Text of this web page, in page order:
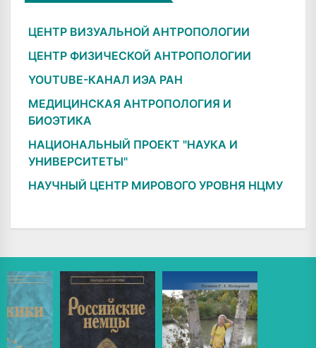
ЦЕНТР ВИЗУАЛЬНОЙ АНТРОПОЛОГИИ
ЦЕНТР ФИЗИЧЕСКОЙ АНТРОПОЛОГИИ
YOUTUBE-КАНАЛ ИЭА РАН
МЕДИЦИНСКАЯ АНТРОПОЛОГИЯ И
БИОЭТИКА
НАЦИОНАЛЬНЫЙ ПРОЕКТ "НАУКА И
УНИВЕРСИТЕТЫ"
НАУЧНЫЙ ЦЕНТР МИРОВОГО УРОВНЯ НЦМУ